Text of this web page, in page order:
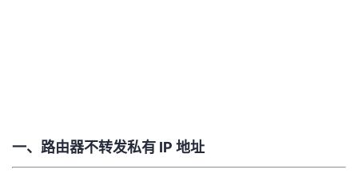
博
的
我
一、路由器不转发私有 IP 地址